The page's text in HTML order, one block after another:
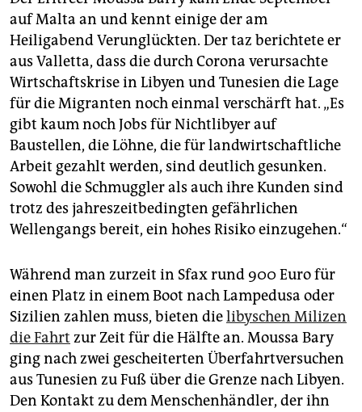
auf Malta an und kennt einige der am
Heiligabend Verunglückten. Der taz berichtete er
aus Valletta, dass die durch Corona verursachte
Wirtschaftskrise in Libyen und Tunesien die Lage
für die Migranten noch einmal verschärft hat. „Es
gibt kaum noch Jobs für Nichtlibyer auf
Baustellen, die Löhne, die für landwirtschaftliche
Arbeit gezahlt werden, sind deutlich gesunken.
Sowohl die Schmuggler als auch ihre Kunden sind
trotz des jahreszeitbedingten gefährlichen
Wellengangs bereit, ein hohes Risiko einzugehen.“
Während man zurzeit in Sfax rund 900 Euro für
einen Platz in einem Boot nach Lampedusa oder
Sizilien zahlen muss, bieten dielibyschen Milizen
die Fahrt zur Zeit für die Hälfte an. Moussa Bary
ging nach zwei gescheiterten Überfahrtversuchen
aus Tunesien zu Fuß über die Grenze nach Libyen.
Den Kontakt zu dem Menschenhändler, der ihn